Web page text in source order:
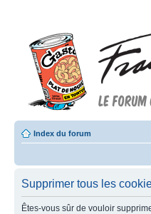
Index du forum
Supprimer tous les
Êtes-vous sûr de vouloir